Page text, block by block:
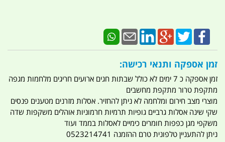
זמן אספקה ותנאי רכישה:
זמן אספקה כ 7 ימים לא כולל שבתות חגים ארועים חריגים מלחמות מגפה
מתקפת טרור מתקפת מחשבים
מוצרי מצב חירום ומלחמה לא ניתן להחזיר. אסלות מזרנים מטענים פנסים
שקי שינה אסלות גרביים גופיות תרמיות חרמוניות אוהלים משקפות שדה
משקפי מגן כפפות חומרים כימיים לאסלות בממד ועוד
ניתן להתעניין טלפונית טרם ההזמנה 0523214741